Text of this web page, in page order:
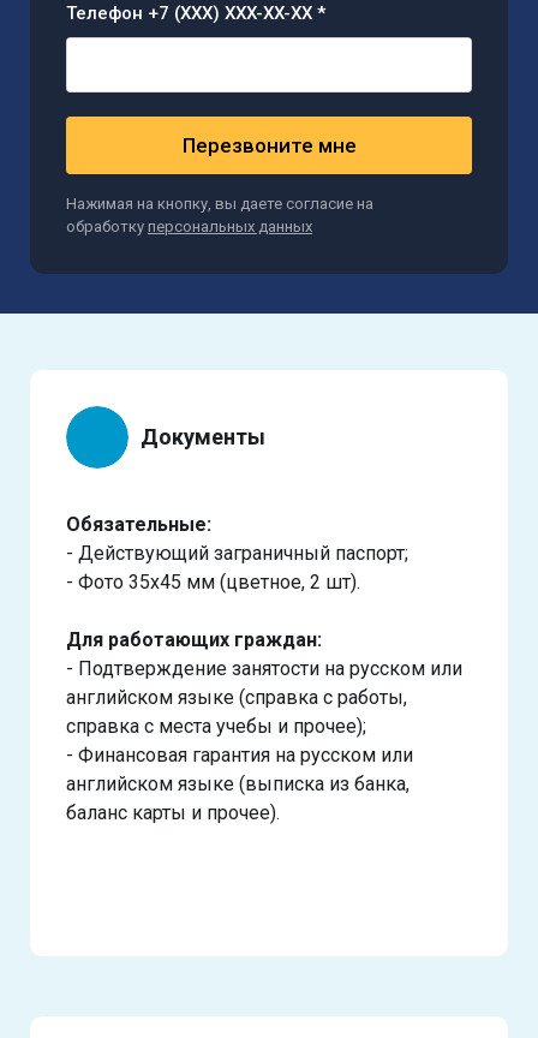
Телефон +7 (XXX) XXX-XX-XX *
Перезвоните мне
Нажимая на кнопку, вы даете согласие на
обработку персональных данных
Документы
Обязательные:
- Действующий заграничный паспорт;
- Фото 35х45 мм (цветное, 2 шт).
Для работающих граждан:
- Подтверждение занятости на русском или
английском языке (справка с работы,
справка с места учебы и прочее);
- Финансовая гарантия на русском или
английском языке (выписка из банка,
баланс карты и прочее).